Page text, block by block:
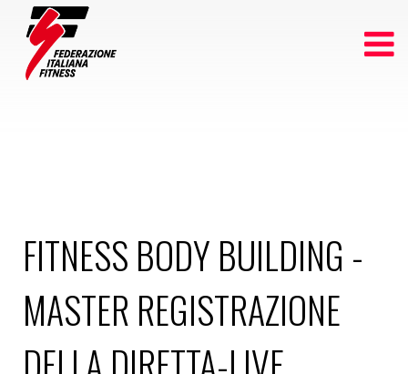
FITNESS BODY BUILDING -
MASTER REGISTRAZIONE